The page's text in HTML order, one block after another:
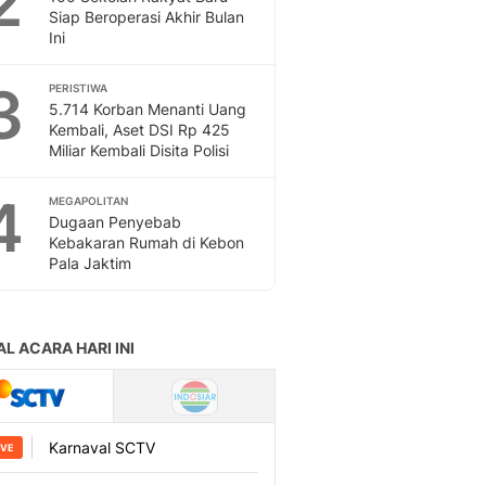
Siap Beroperasi Akhir Bulan
Ini
PERISTIWA
5.714 Korban Menanti Uang
Kembali, Aset DSI Rp 425
Miliar Kembali Disita Polisi
MEGAPOLITAN
Dugaan Penyebab
Kebakaran Rumah di Kebon
Pala Jaktim